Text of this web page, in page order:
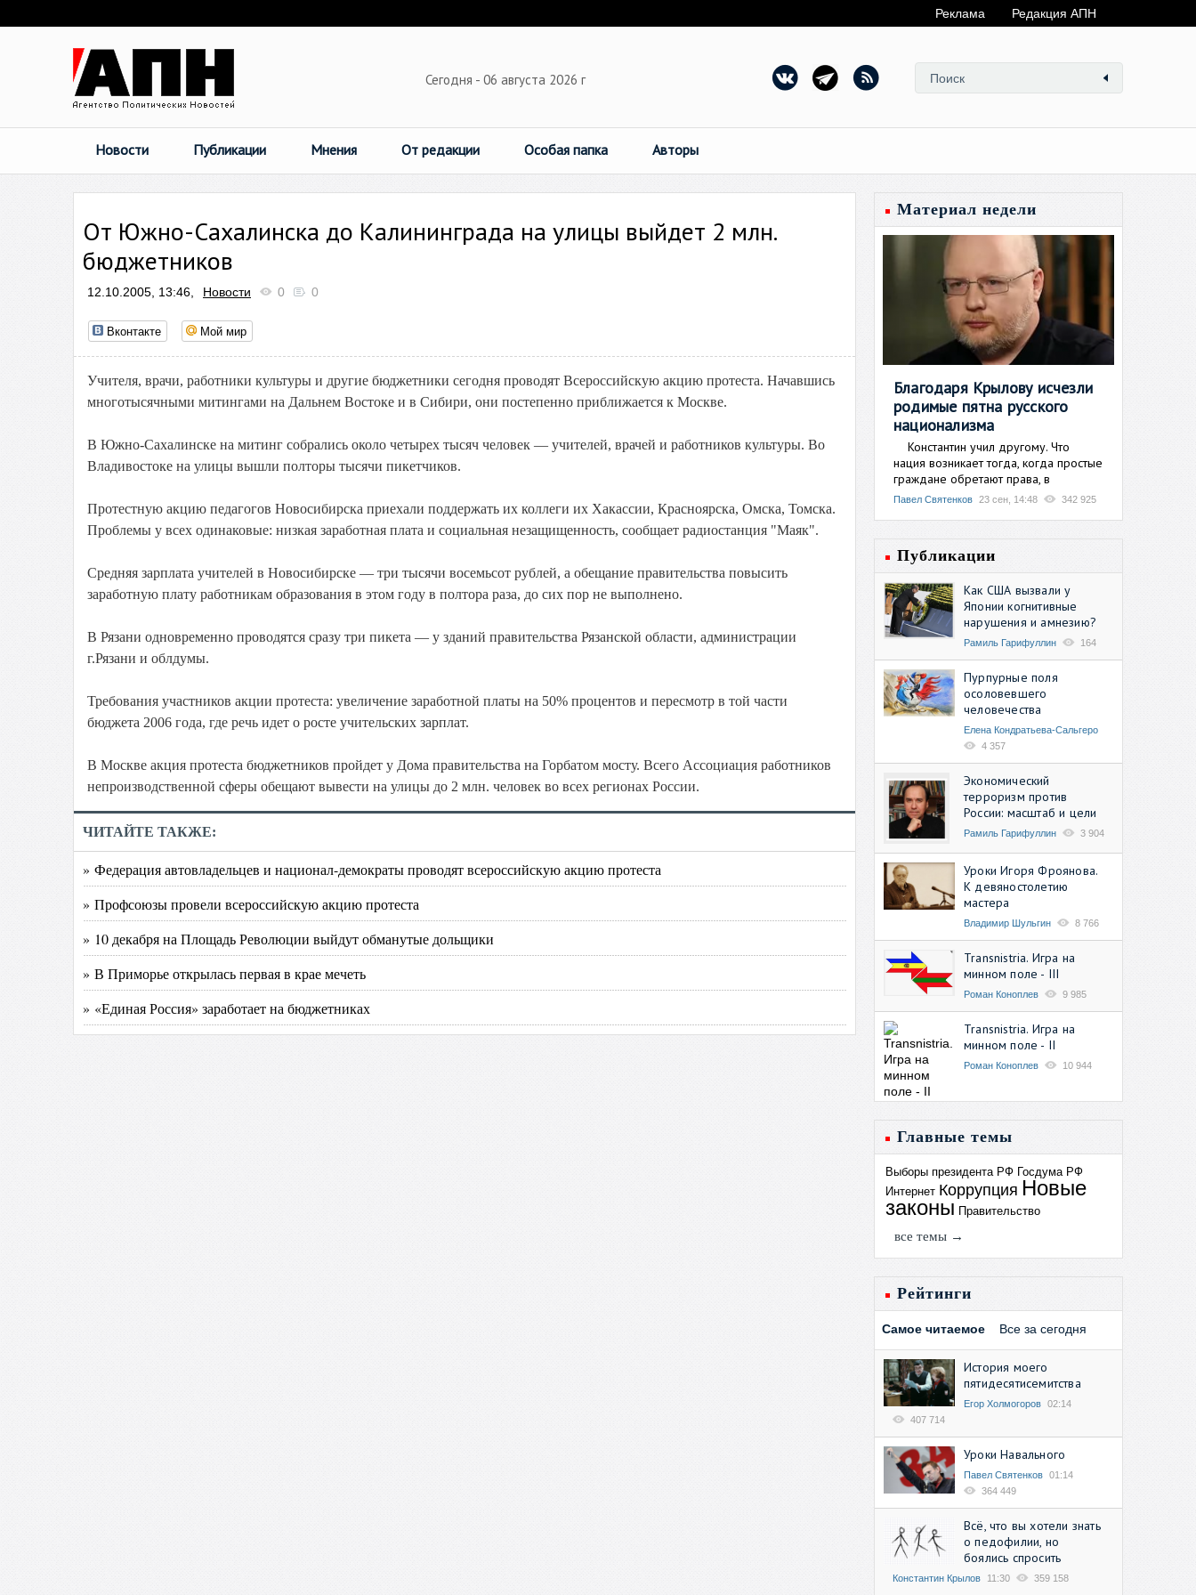
Реклама Редакция АПН
Сегодня - 06 августа 2026 г
Новости Публикации Мнения От редакции Особая папка Авторы
От Южно-Сахалинска до Калининграда на улицы выйдет 2 млн.
бюджетников
12.10.2005, 13:46, Новости 0 0
Вконтакте Мой мир
Учителя, врачи, работники культуры и другие бюджетники сегодня проводят Всероссийскую акцию протеста. Начавшись
многотысячными митингами на Дальнем Востоке и в Сибири, они постепенно приближается к Москве.
В Южно-Сахалинске на митинг собрались около четырех тысяч человек — учителей, врачей и работников культуры. Во
Владивостоке на улицы вышли полторы тысячи пикетчиков.
Протестную акцию педагогов Новосибирска приехали поддержать их коллеги их Хакассии, Красноярска, Омска, Томска.
Проблемы у всех одинаковые: низкая заработная плата и социальная незащищенность, сообщает радиостанция "Маяк".
Средняя зарплата учителей в Новосибирске — три тысячи восемьсот рублей, а обещание правительства повысить
заработную плату работникам образования в этом году в полтора раза, до сих пор не выполнено.
В Рязани одновременно проводятся сразу три пикета — у зданий правительства Рязанской области, администрации
г.Рязани и облдумы.
Требования участников акции протеста: увеличение заработной платы на 50% процентов и пересмотр в той части
бюджета 2006 года, где речь идет о росте учительских зарплат.
В Москве акция протеста бюджетников пройдет у Дома правительства на Горбатом мосту. Всего Ассоциация работников
непроизводственной сферы обещают вывести на улицы до 2 млн. человек во всех регионах России.
ЧИТАЙТЕ ТАКЖЕ:
» Федерация автовладельцев и национал-демократы проводят всероссийскую акцию протеста
» Профсоюзы провели всероссийскую акцию протеста
» 10 декабря на Площадь Революции выйдут обманутые дольщики
» В Приморье открылась первая в крае мечеть
» «Единая Россия» заработает на бюджетниках
Материал недели
Благодаря Крылову исчезли
родимые пятна русского
национализма
Константин учил другому. Что
нация возникает тогда, когда простые
граждане обретают права, в
Павел Святенков 23 сен, 14:48 342 925
Публикации
Как США вызвали у
Японии когнитивные
нарушения и амнезию?
Рамиль Гарифуллин 164
Пурпурные поля
осоловевшего
человечества
Елена Кондратьева-Сальгеро
4 357
Экономический
терроризм против
России: масштаб и цели
Рамиль Гарифуллин 3 904
Уроки Игоря Фроянова.
К девяностолетию
мастера
Владимир Шульгин 8 766
Transnistria. Игра на
минном поле - III
Роман Коноплев 9 985
Transnistria. Игра на
минном поле - II
Роман Коноплев 10 944
Главные темы
Выборы президента РФ Госдума РФ
Интернет Коррупция Новые
законы Правительство
все темы →
Рейтинги
Самое читаемое Все за сегодня
История моего
пятидесятисемитства
Егор Холмогоров 02:14
407 714
Уроки Навального
Павел Святенков 01:14
364 449
Всё, что вы хотели знать
о педофилии, но
боялись спросить
Константин Крылов 11:30 359 158